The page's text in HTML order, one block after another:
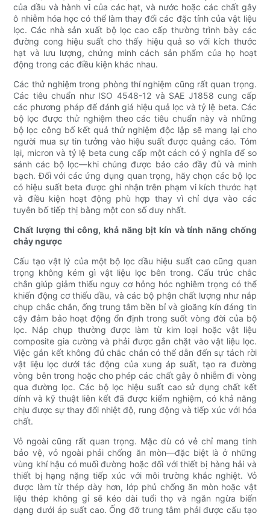
của dầu và hành vi của các hạt, và nước hoặc các chất gây
ô nhiễm hóa học có thể làm thay đổi các đặc tính của vật liệu
lọc. Các nhà sản xuất bộ lọc cao cấp thường trình bày các
đường cong hiệu suất cho thấy hiệu quả so với kích thước
hạt và lưu lượng, chứng minh cách sản phẩm của họ hoạt
động trong các điều kiện khác nhau.
Các thử nghiệm trong phòng thí nghiệm cũng rất quan trọng.
Các tiêu chuẩn như ISO 4548-12 và SAE J1858 cung cấp
các phương pháp để đánh giá hiệu quả lọc và tỷ lệ beta. Các
bộ lọc được thử nghiệm theo các tiêu chuẩn này và những
bộ lọc công bố kết quả thử nghiệm độc lập sẽ mang lại cho
người mua sự tin tưởng vào hiệu suất được quảng cáo. Tóm
lại, micron và tỷ lệ beta cung cấp một cách có ý nghĩa để so
sánh các bộ lọc—khi chúng được báo cáo đầy đủ và minh
bạch. Đối với các ứng dụng quan trọng, hãy chọn các bộ lọc
có hiệu suất beta được ghi nhận trên phạm vi kích thước hạt
và điều kiện hoạt động phù hợp thay vì chỉ dựa vào các
tuyên bố tiếp thị bằng một con số duy nhất.
Chất lượng thi công, khả năng bịt kín và tính năng chống
chảy ngược
Cấu tạo vật lý của một bộ lọc dầu hiệu suất cao cũng quan
trọng không kém gì vật liệu lọc bên trong. Cấu trúc chắc
chắn giúp giảm thiểu nguy cơ hỏng hóc nghiêm trọng có thể
khiến động cơ thiếu dầu, và các bộ phận chất lượng như nắp
chụp chắc chắn, ống trung tâm bền bỉ và gioăng kín đáng tin
cậy đảm bảo hoạt động ổn định trong suốt vòng đời của bộ
lọc. Nắp chụp thường được làm từ kim loại hoặc vật liệu
composite gia cường và phải được gắn chặt vào vật liệu lọc.
Việc gắn kết không đủ chắc chắn có thể dẫn đến sự tách rời
vật liệu lọc dưới tác động của xung áp suất, tạo ra đường
vòng bên trong hoặc cho phép các chất gây ô nhiễm đi vòng
qua đường lọc. Các bộ lọc hiệu suất cao sử dụng chất kết
dính và kỹ thuật liên kết đã được kiểm nghiệm, có khả năng
chịu được sự thay đổi nhiệt độ, rung động và tiếp xúc với hóa
chất.
Vỏ ngoài cũng rất quan trọng. Mặc dù có vẻ chỉ mang tính
bảo vệ, vỏ ngoài phải chống ăn mòn—đặc biệt là ở những
vùng khí hậu có muối đường hoặc đối với thiết bị hàng hải và
thiết bị hạng nặng tiếp xúc với môi trường khắc nghiệt. Vỏ
được làm từ thép dày hơn, lớp phủ chống ăn mòn hoặc vật
liệu thép không gỉ sẽ kéo dài tuổi thọ và ngăn ngừa biến
dạng dưới áp suất cao. Ống đỡ trung tâm phải được cấu tạo